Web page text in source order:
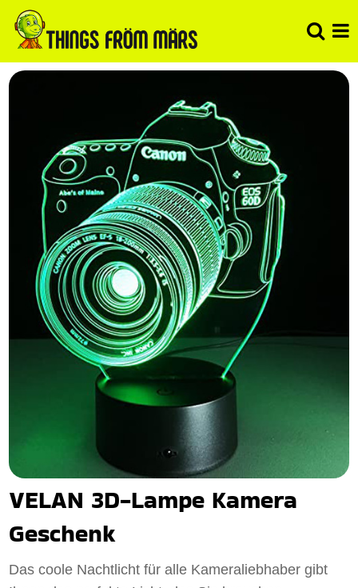
VELAN 3D-Lampe Kamera
Geschenk
Das coole Nachtlicht für alle Kameraliebhaber gibt